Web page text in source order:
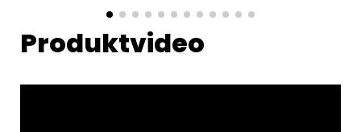
Produktvideo